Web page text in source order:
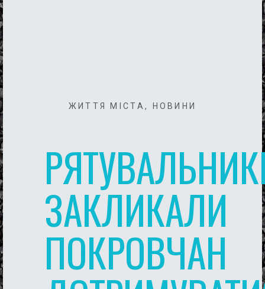
ЖИТТЯ МІСТА , НОВИНИ
ЗАКЛИКАЛИ
ПОКРОВЧАН